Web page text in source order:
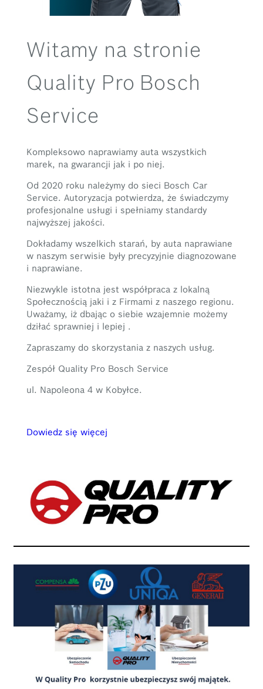
Witamy na stronie
Quality Pro Bosch
Service
Kompleksowo naprawiamy auta wszystkich
marek, na gwarancji jak i po niej.
Od 2020 roku należymy do sieci Bosch Car
Service. Autoryzacja potwierdza, że świadczymy
profesjonalne usługi i spełniamy standardy
najwyższej jakości.
Dokładamy wszelkich starań, by auta naprawiane
w naszym serwisie były precyzyjnie diagnozowane
i naprawiane.
Niezwykle istotna jest współpraca z lokalną
Społecznością jaki i z Firmami z naszego regionu.
Uważamy, iż dbając o siebie wzajemnie możemy
dziłać sprawniej i lepiej .
Zapraszamy do skorzystania z naszych usług.
Zespół Quality Pro Bosch Service
ul. Napoleona 4 w Kobyłce.
Dowiedz się więcej